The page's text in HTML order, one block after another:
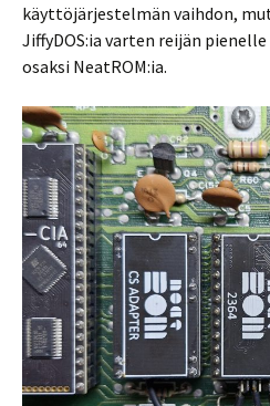
käyttöjärjestelmän vaihdon,
JiffyDOS:ia varten reijän
osaksi NeatROM:ia.